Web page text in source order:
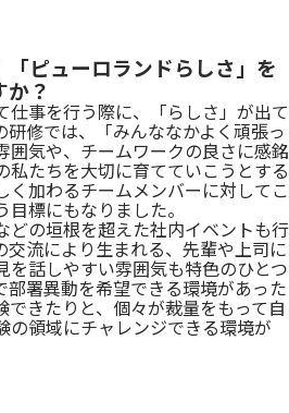
ピューロランドらしさ」を
？
仕事を行う際に、「らしさ」が出て
研修では、「みんななかよく頑張っ
囲気や、チームワークの良さに感銘
私たちを大切に育てていこうとする
く加わるチームメンバーに対してこ
標にもなりました。
どの垣根を超えた社内イベントも行
交流により生まれる、先輩や上司に
を話しやすい雰囲気も特色のひとつ
部署異動を希望できる環境があった
できたりと、個々が裁量をもって自
の領域にチャレンジできる環境が